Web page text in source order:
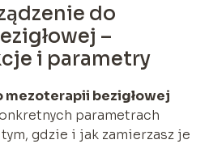
do
–
i parametry
mezoterapii bezigłowej
parametrach
gdzie i jak zamierzasz je